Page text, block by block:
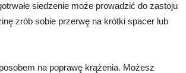
siedzenie może prowadzić do zastoju
zrób sobie przerwę na krótki spacer lub
na poprawę krążenia. Możesz